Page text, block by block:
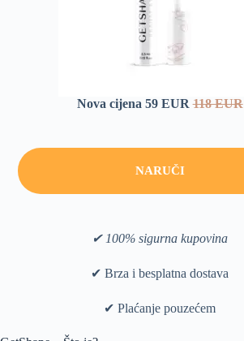
Nova cijena 59 EUR118 EUR
NARUČI
✔ 100% sigurna kupovina
✔ Brza i besplatna dostava
✔ Plaćanje pouzećem